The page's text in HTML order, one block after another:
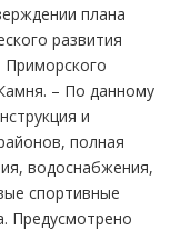
плана
развития
Приморского
– По данному
и
полная
водоснабжения,
спортивные
Предусмотрено